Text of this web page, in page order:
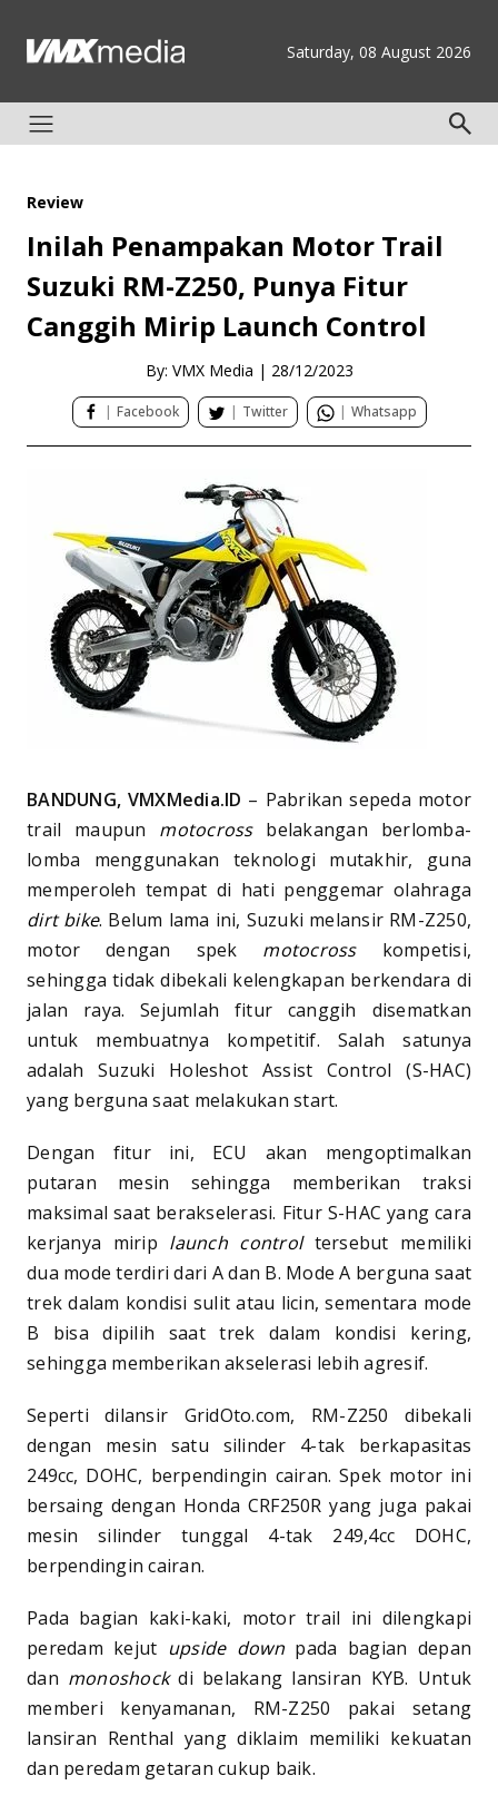
Saturday, 08 August 2026
Review
Inilah Penampakan Motor Trail
Suzuki RM-Z250, Punya Fitur
Canggih Mirip Launch Control
By: VMX Media | 28/12/2023
| Facebook | Twitter | Whatsapp
BANDUNG, VMXMedia.ID – Pabrikan sepeda motor
trail maupun motocrossbelakangan berlomba-
lomba menggunakan teknologi mutakhir, guna
memperoleh tempat di hati penggemar olahraga
dirt bike. Belum lama ini, Suzuki melansir RM-Z250,
motor dengan spek motocrosskompetisi,
sehingga tidak dibekali kelengkapan berkendara di
jalan raya. Sejumlah fitur canggih disematkan
untuk membuatnya kompetitif. Salah satunya
adalah Suzuki Holeshot Assist Control (S-HAC)
yang berguna saat melakukan start.
Dengan fitur ini, ECU akan mengoptimalkan
putaran mesin sehingga memberikan traksi
maksimal saat berakselerasi. Fitur S-HAC yang cara
kerjanya mirip launch controltersebut memiliki
dua mode terdiri dari A dan B. Mode A berguna saat
trek dalam kondisi sulit atau licin, sementara mode
B bisa dipilih saat trek dalam kondisi kering,
sehingga memberikan akselerasi lebih agresif.
Seperti dilansir GridOto.com, RM-Z250 dibekali
dengan mesin satu silinder 4-tak berkapasitas
249cc, DOHC, berpendingin cairan. Spek motor ini
bersaing dengan Honda CRF250R yang juga pakai
mesin silinder tunggal 4-tak 249,4cc DOHC,
berpendingin cairan.
Pada bagian kaki-kaki, motor trail ini dilengkapi
peredam kejut upside downpada bagian depan
dan monoshockdi belakang lansiran KYB. Untuk
memberi kenyamanan, RM-Z250 pakai setang
lansiran Renthal yang diklaim memiliki kekuatan
dan peredam getaran cukup baik.